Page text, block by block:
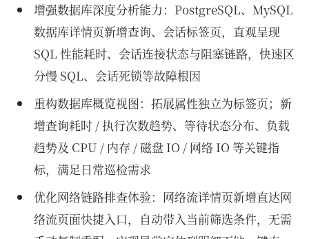
增强数据库深度分析能力：PostgreSQL、MySQL
数据库详情页新增查询、会话标签页，直观呈现
SQL 性能耗时、会话连接状态与阻塞链路，快速区
分慢 SQL、会话死锁等故障根因
重构数据库概览视图：拓展属性独立为标签页；新
增查询耗时 / 执行次数趋势、等待状态分布、负载
趋势及 CPU / 内存 / 磁盘 IO / 网络 IO 等关键指
标，满足日常巡检需求
优化网络链路排查体验：网络流详情页新增直达网
络流页面快捷入口，自动带入当前筛选条件，无需